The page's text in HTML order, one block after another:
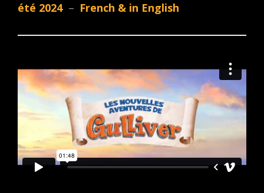
été 2024 – French & in English